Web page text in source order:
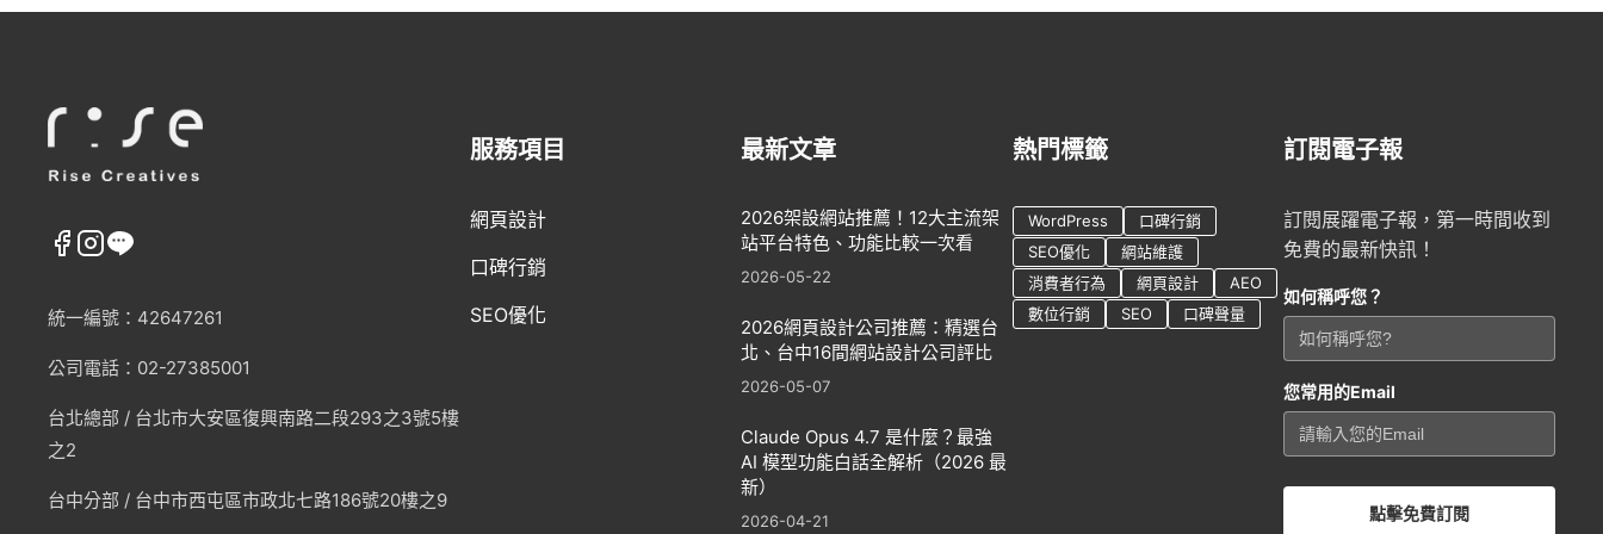
統一編號：42647261
公司電話：02-27385001
台北總部 / 台北市大安區復興南路二段293之3號5樓
之2
台中分部 / 台中市西屯區市政北七路186號20樓之9
服務項目
網頁設計
口碑行銷
SEO優化
最新文章
2026架設網站推薦！12大主流架
站平台特色、功能比較一次看
2026-05-22
2026網頁設計公司推薦：精選台
北、台中16間網站設計公司評比
2026-05-07
Claude Opus 4.7 是什麼？最強
AI 模型功能白話全解析（2026 最
新）
2026-04-21
熱門標籤
WordPress
口碑行銷
SEO優化
網站維護
消費者行為
網頁設計
AEO
數位行銷
SEO 口碑聲量
訂閱電子報
訂閱展躍電子報，第一時間收到
免費的最新快訊！
如何稱呼您？
您常用的Email
點擊免費訂閱